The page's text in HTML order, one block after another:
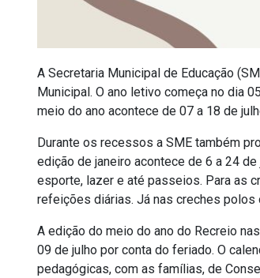
A Secretaria Municipal de Educação
Municipal. O ano letivo começa no dia
meio do ano acontece de 07 a 18 de
Durante os recessos a SME também
edição de janeiro acontece de 6 a 24
esporte, lazer e até passeios. Para as
refeições diárias. Já nas creches
A edição do meio do ano do Recreio
09 de julho por conta do feriado. O
pedagógicas, com as famílias, de